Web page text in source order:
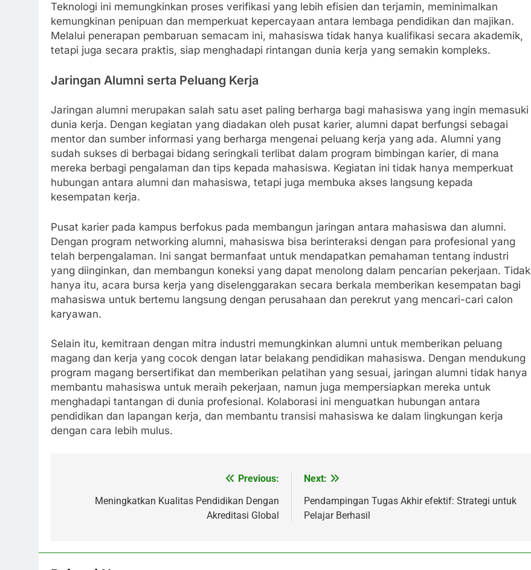
Teknologi ini memungkinkan proses verifikasi yang lebih efisien dan terjamin, meminimalkan
kemungkinan penipuan dan memperkuat kepercayaan antara lembaga pendidikan dan majikan.
Melalui penerapan pembaruan semacam ini, mahasiswa tidak hanya kualifikasi secara akademik,
tetapi juga secara praktis, siap menghadapi rintangan dunia kerja yang semakin kompleks.
Jaringan Alumni serta Peluang Kerja
Jaringan alumni merupakan salah satu aset paling berharga bagi mahasiswa yang ingin memasuki
dunia kerja. Dengan kegiatan yang diadakan oleh pusat karier, alumni dapat berfungsi sebagai
mentor dan sumber informasi yang berharga mengenai peluang kerja yang ada. Alumni yang
sudah sukses di berbagai bidang seringkali terlibat dalam program bimbingan karier, di mana
mereka berbagi pengalaman dan tips kepada mahasiswa. Kegiatan ini tidak hanya memperkuat
hubungan antara alumni dan mahasiswa, tetapi juga membuka akses langsung kepada
kesempatan kerja.
Pusat karier pada kampus berfokus pada membangun jaringan antara mahasiswa dan alumni.
Dengan program networking alumni, mahasiswa bisa berinteraksi dengan para profesional yang
telah berpengalaman. Ini sangat bermanfaat untuk mendapatkan pemahaman tentang industri
yang diinginkan, dan membangun koneksi yang dapat menolong dalam pencarian pekerjaan. Tidak
hanya itu, acara bursa kerja yang diselenggarakan secara berkala memberikan kesempatan bagi
mahasiswa untuk bertemu langsung dengan perusahaan dan perekrut yang mencari-cari calon
karyawan.
Selain itu, kemitraan dengan mitra industri memungkinkan alumni untuk memberikan peluang
magang dan kerja yang cocok dengan latar belakang pendidikan mahasiswa. Dengan mendukung
program magang bersertifikat dan memberikan pelatihan yang sesuai, jaringan alumni tidak hanya
membantu mahasiswa untuk meraih pekerjaan, namun juga mempersiapkan mereka untuk
menghadapi tantangan di dunia profesional. Kolaborasi ini menguatkan hubungan antara
pendidikan dan lapangan kerja, dan membantu transisi mahasiswa ke dalam lingkungan kerja
dengan cara lebih mulus.
navigation
Previous:
Meningkatkan Kualitas Pendidikan Dengan
Akreditasi Global
Next:
Pendampingan Tugas Akhir efektif: Strategi untuk
Pelajar Berhasil